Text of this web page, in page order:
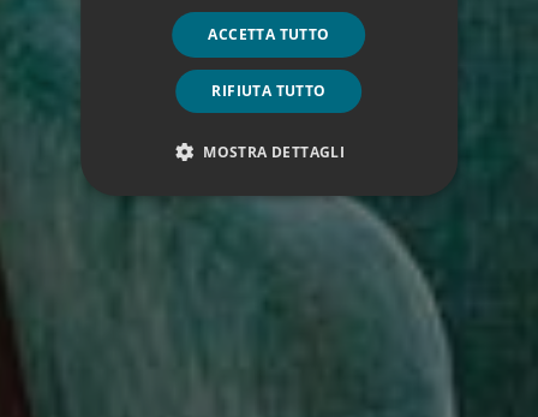
ACCETTA TUTTO
RIFIUTA TUTTO
MOSTRA DETTAGLI